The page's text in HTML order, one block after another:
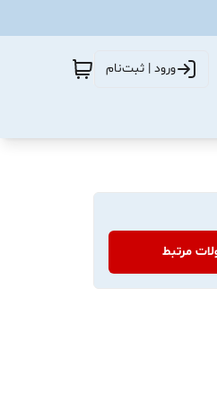
ورود | ثبت‌نام
مرتبط